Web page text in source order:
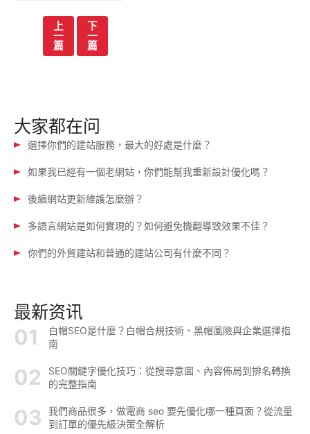
上
一
篇
下
一
篇
大家都在问
選擇你們的建站服務，最大的好處是什麼？
如果我已經有一個老網站，你們能幫我重新設計優化嗎？
後續網站更新維護怎麼辦？
多語言網站是如何實現的？如何避免機翻導致效果不佳？
你們的外貿建站和普通的建站公司有什麼不同？
最新资讯
白帽SEO是什麼？白帽合規技術、黑帽風險與企業選擇指
南
SEO關鍵字優化技巧：從搜尋意圖、內容佈局到排名轉換
的完整指南
我們商品很多，做電商 seo 要先優化哪一種頁面？從流量
到訂單的優先級決策全解析